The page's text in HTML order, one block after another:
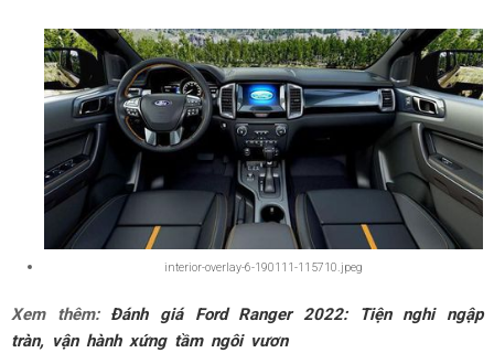
interior-overlay-6-190111-115710.jpeg
Xem thêm: Đánh giá Ford Ranger 2022: Tiện nghi ngập
tràn, vận hành xứng tầm ngôi vươn